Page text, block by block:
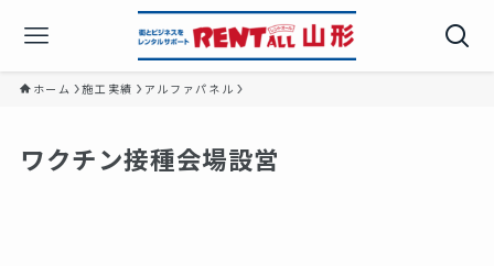
ホーム 施工実績 アルファパネル
ワクチン接種会場設営⁡ ⁡⁡ ⁡